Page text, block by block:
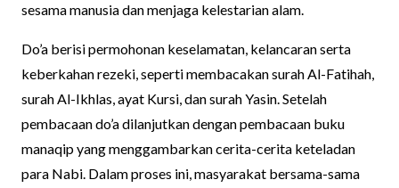
sesama manusia dan menjaga kelestarian alam.
Do’a berisi permohonan keselamatan, kelancaran serta
keberkahan rezeki, seperti membacakan surah Al-Fatihah,
surah Al-Ikhlas, ayat Kursi, dan surah Yasin. Setelah
pembacaan do’a dilanjutkan dengan pembacaan buku
manaqip yang menggambarkan cerita-cerita keteladan
para Nabi. Dalam proses ini, masyarakat bersama-sama